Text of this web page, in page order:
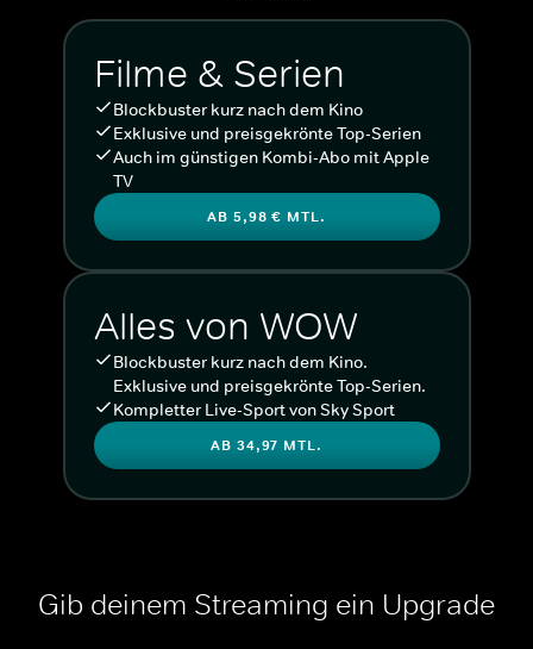
Filme & Serien
Blockbuster kurz nach dem Kino
Exklusive und preisgekrönte Top-Serien
Auch im günstigen Kombi-Abo mit Apple
TV
AB 5,98 € MTL.
Alles von WOW
Blockbuster kurz nach dem Kino.
Exklusive und preisgekrönte Top-Serien.
Kompletter Live-Sport von Sky Sport
AB 34,97 MTL.
Gib deinem Streaming ein Upgrade